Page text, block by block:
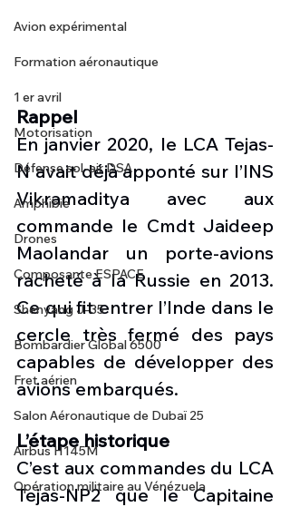
Avion expérimental
Formation aéronautique
1 er avril
Motorisation
Défense sol-air DSA
Amphibie
Drones
Composante ESPACE
Shenyang J-35
Bombardier Global 6500
Fret aérien
Salon Aéronautique de Dubaï 25
Airbus H145M
Opération militaire au Vénézuela
Rappel
En janvier 2020, le LCA Tejas-
N avait déjà apponté sur l’INS
Vikramaditya avec aux
commande le Cmdt Jaideep
Maolandar un porte-avions
racheté à la Russie en 2013.
Ce qui fit entrer l’Inde dans le
cercle très fermé des pays
capables de développer des
avions embarqués.
L’étape historique
C’est aux commandes du LCA
Tejas-NP2 que le Capitaine